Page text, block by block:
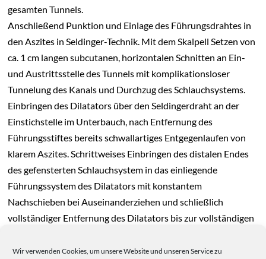
Wir verwenden Cookies, um unsere Website und unseren Service zu
gesamten Tunnels.
Anschließend Punktion und Einlage des Führungsdrahtes in
den Aszites in Seldinger-Technik. Mit dem Skalpell Setzen von
ca. 1 cm langen subcutanen, horizontalen Schnitten an Ein-
und Austrittsstelle des Tunnels mit komplikationsloser
Tunnelung des Kanals und Durchzug des Schlauchsystems.
Einbringen des Dilatators über den Seldingerdraht an der
Einstichstelle im Unterbauch, nach Entfernung des
Führungsstiftes bereits schwallartiges Entgegenlaufen von
klarem Aszites. Schrittweises Einbringen des distalen Endes
des gefensterten Schlauchsystem in das einliegende
Führungssystem des Dilatators mit konstantem
Nachschieben bei Auseinanderziehen und schließlich
vollständiger Entfernung des Dilatators bis zur vollständigen
Tunneleintritt des Schlauches subcutan. Der Cuff des